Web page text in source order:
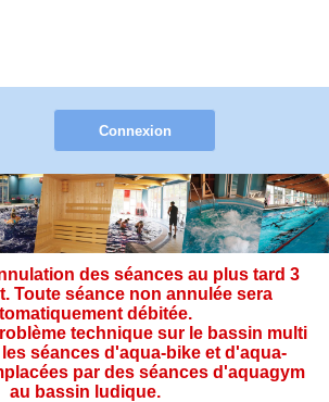
des séances au plus tard 3
Toute séance non annulée sera
débitée.
technique sur le bassin multi
séances d'aqua-bike et d'aqua-
par des séances d'aquagym
au bassin ludique.